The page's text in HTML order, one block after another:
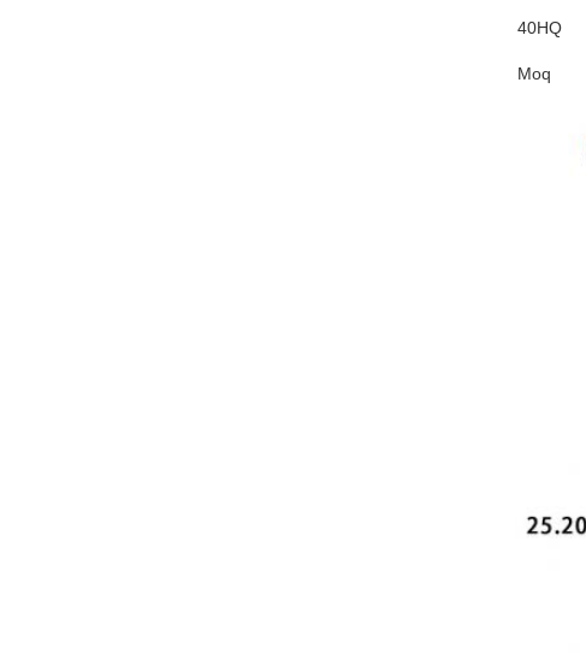
40HQ
Moq